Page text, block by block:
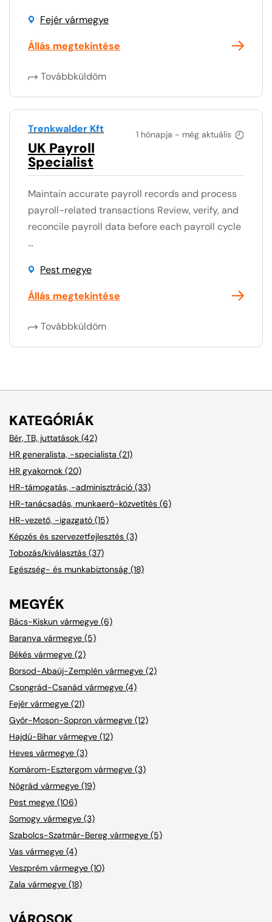
Fejér vármegye
Állás megtekintése
Továbbküldöm
1 hónapja - még aktuális
Trenkwalder Kft
UK Payroll
Specialist
Maintain accurate payroll records and process
payroll-related transactions Review, verify, and
reconcile payroll data before each payroll cycle
...
Pest megye
Állás megtekintése
Továbbküldöm
KATEGÓRIÁK
Bér, TB, juttatások (42)
HR generalista, -specialista (21)
HR gyakornok (20)
HR-támogatás, -adminisztráció (33)
HR-tanácsadás, munkaerő-közvetítés (6)
HR-vezető, -igazgató (15)
Képzés és szervezetfejlesztés (3)
Tobozás/kiválasztás (37)
Egészség- és munkabiztonság (18)
MEGYÉK
Bács-Kiskun vármegye (6)
Baranya vármegye (5)
Békés vármegye (2)
Borsod-Abaúj-Zemplén vármegye (2)
Csongrád-Csanád vármegye (4)
Fejér vármegye (21)
Győr-Moson-Sopron vármegye (12)
Hajdú-Bihar vármegye (12)
Heves vármegye (3)
Komárom-Esztergom vármegye (3)
Nógrád vármegye (19)
Pest megye (106)
Somogy vármegye (3)
Szabolcs-Szatmár-Bereg vármegye (5)
Vas vármegye (4)
Veszprém vármegye (10)
Zala vármegye (18)